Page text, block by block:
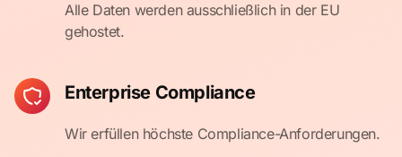
Alle Daten werden ausschließlich in der EU
gehostet.
Enterprise Compliance
Wir erfüllen höchste Compliance-Anforderungen.